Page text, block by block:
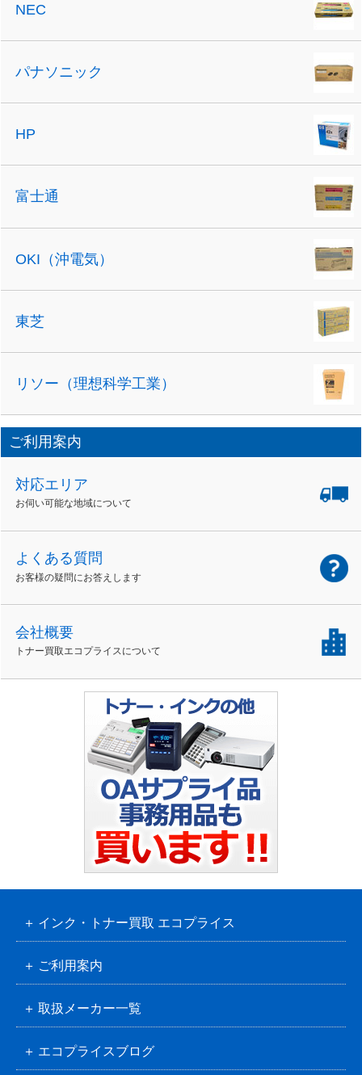
NEC
パナソニック
HP
富士通
OKI（沖電気）
東芝
リソー（理想科学工業）
ご利用案内
対応エリア
お伺い可能な地域について
よくある質問
お客様の疑問にお答えします
会社概要
トナー買取エコプライスについて
インク・トナー買取 エコプライス
ご利用案内
取扱メーカー一覧
エコプライスブログ